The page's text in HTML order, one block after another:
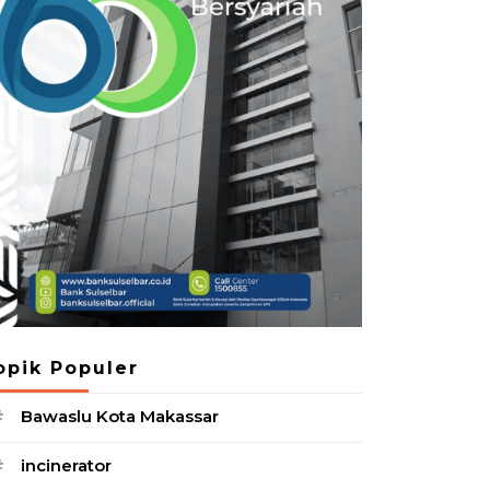
Populer
Bawaslu Kota Makassar
incinerator